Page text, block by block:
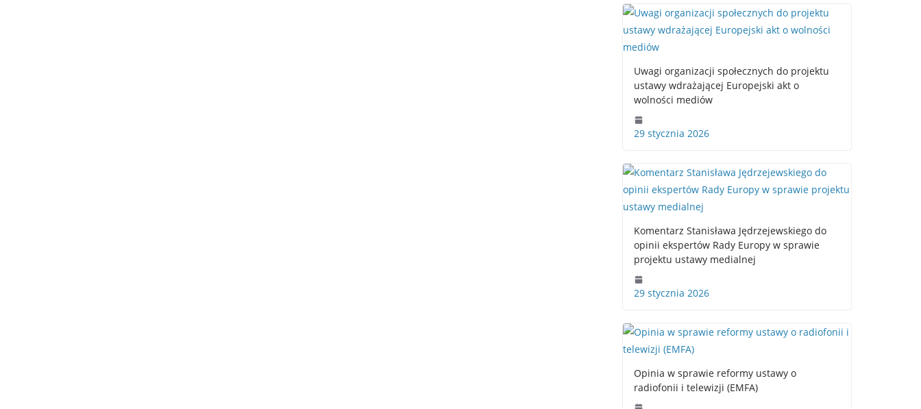
Uwagi organizacji społecznych do projektu
ustawy wdrażającej Europejski akt o
wolności mediów
29 stycznia 2026
Komentarz Stanisława Jędrzejewskiego do
opinii ekspertów Rady Europy w sprawie
projektu ustawy medialnej
29 stycznia 2026
Opinia w sprawie reformy ustawy o
radiofonii i telewizji (EMFA)